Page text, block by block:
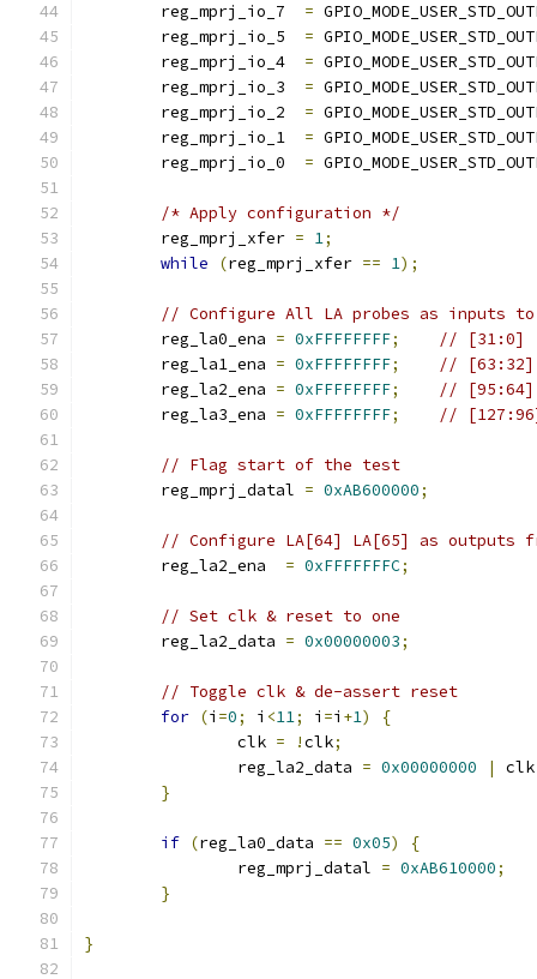
        reg_mprj_io_7
=
        reg_mprj_io_5
=
        reg_mprj_io_4
=
        reg_mprj_io_3
=
        reg_mprj_io_2
=
        reg_mprj_io_1
=
        reg_mprj_io_0
=
/* Apply configuration */
        reg_mprj_xfer
= 1;
while
(reg_mprj_xfer == 1);
// Configure All LA probes as inputs
	reg_la0_ena
= 0xFFFFFFFF;
// [31:0]
	reg_la1_ena
= 0xFFFFFFFF;
// [63:32]
	reg_la2_ena
= 0xFFFFFFFF;
// [95:64]
	reg_la3_ena
= 0xFFFFFFFF; //
// Flag start of the test
	reg_mprj_datal
= 0xAB600000;
// Configure LA[64] LA[65] as outputs
	reg_la2_ena
= 0xFFFFFFFC;
// Set clk & reset to one
	reg_la2_data
= 0x00000003;
// Toggle clk & de-assert reset
for (i =0; i <11; i =i +1)
{
		clk
= !clk;
		reg_la2_data
= 0x00000000 | clk
}
if (reg_la0_data == 0x05)
{
		reg_mprj_datal
= 0xAB610000;
}
}